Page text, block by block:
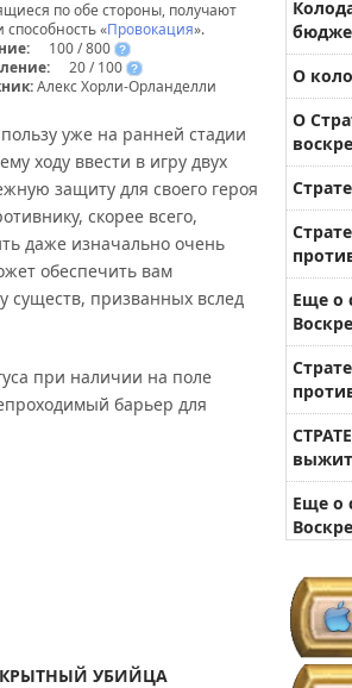
по обе стороны, получают
способность «Провокация».
100 / 800 ?
20 / 100 ?
Алекс Хорли-Орланделли
уже на ранней стадии
ходу ввести в игру двух
защиту для своего героя
скорее всего,
даже изначально очень
обеспечить вам
существ, призванных вслед
при наличии на поле
барьер для
УБИЙЦА
О
О
Еще о
Еще о